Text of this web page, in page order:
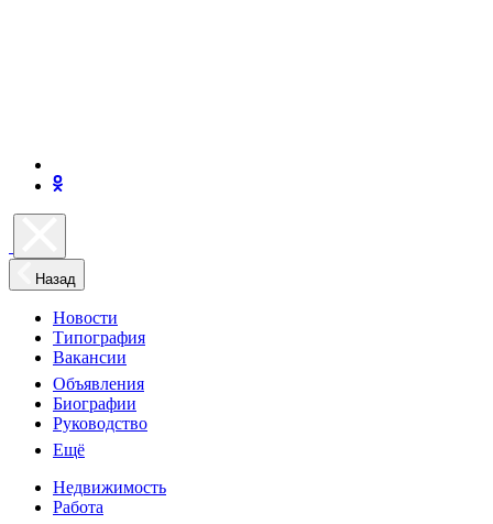
Назад
Новости
Типография
Вакансии
Объявления
Биографии
Руководство
Ещё
Недвижимость
Работа